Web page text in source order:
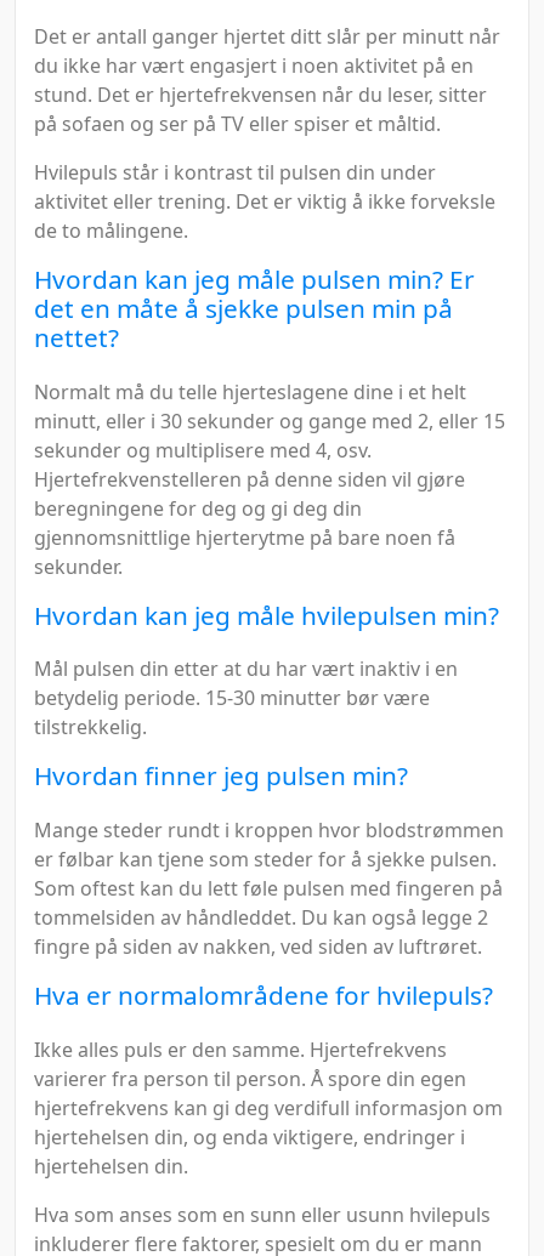
Det er antall ganger hjertet ditt slår per minutt når
du ikke har vært engasjert i noen aktivitet på en
stund. Det er hjertefrekvensen når du leser, sitter
på sofaen og ser på TV eller spiser et måltid.
Hvilepuls står i kontrast til pulsen din under
aktivitet eller trening. Det er viktig å ikke forveksle
de to målingene.
Hvordan kan jeg måle pulsen min? Er
det en måte å sjekke pulsen min på
nettet?
Normalt må du telle hjerteslagene dine i et helt
minutt, eller i 30 sekunder og gange med 2, eller 15
sekunder og multiplisere med 4, osv.
Hjertefrekvenstelleren på denne siden vil gjøre
beregningene for deg og gi deg din
gjennomsnittlige hjerterytme på bare noen få
sekunder.
Hvordan kan jeg måle hvilepulsen min?
Mål pulsen din etter at du har vært inaktiv i en
betydelig periode. 15-30 minutter bør være
tilstrekkelig.
Hvordan finner jeg pulsen min?
Mange steder rundt i kroppen hvor blodstrømmen
er følbar kan tjene som steder for å sjekke pulsen.
Som oftest kan du lett føle pulsen med fingeren på
tommelsiden av håndleddet. Du kan også legge 2
fingre på siden av nakken, ved siden av luftrøret.
Hva er normalområdene for hvilepuls?
Ikke alles puls er den samme. Hjertefrekvens
varierer fra person til person. Å spore din egen
hjertefrekvens kan gi deg verdifull informasjon om
hjertehelsen din, og enda viktigere, endringer i
hjertehelsen din.
Hva som anses som en sunn eller usunn hvilepuls
inkluderer flere faktorer, spesielt om du er mann